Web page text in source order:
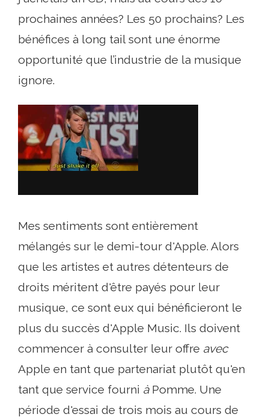
prochaines années? Les 50 prochains? Les
bénéfices à long tail sont une énorme
opportunité que l’industrie de la musique
ignore.
Mes sentiments sont entièrement
mélangés sur le demi-tour d'Apple. Alors
que les artistes et autres détenteurs de
droits méritent d'être payés pour leur
musique, ce sont eux qui bénéficieront le
plus du succès d'Apple Music. Ils doivent
commencer à consulter leur offre avec
Apple en tant que partenariat plutôt qu'en
tant que service fourni àPomme. Une
période d'essai de trois mois au cours de